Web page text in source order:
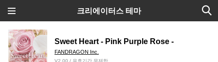
크리에이터스 테마
Sweet Heart - Pink Purple Rose -
FANDRAGON Inc.
V2.00 / 유효기간 무제한